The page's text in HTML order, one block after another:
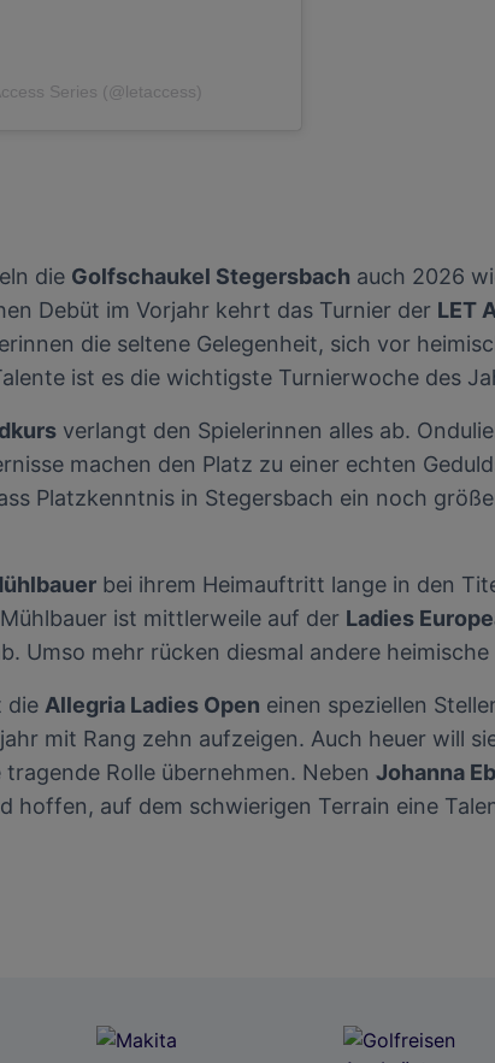
Series (@letaccess)
die Golfschaukel Stegersbach auch 2026
Debüt im Vorjahr kehrt das Turnier der LET
die seltene Gelegenheit, sich vor
ist es die wichtigste Turnierwoche des
verlangt den Spielerinnen alles ab.
machen den Platz zu einer echten
Platzkenntnis in Stegersbach ein noch
bei ihrem Heimauftritt lange in den
ist mittlerweile auf der Ladies
Umso mehr rücken diesmal andere
die Allegria Ladies Open einen speziellen
mit Rang zehn aufzeigen. Auch heuer will
Rolle übernehmen. Neben Johanna
hoffen, auf dem schwierigen Terrain eine